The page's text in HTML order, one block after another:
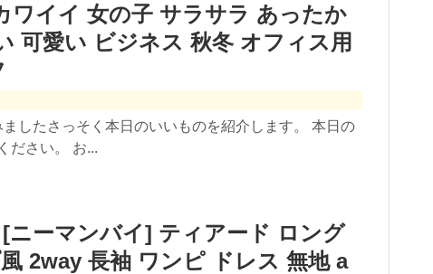
ワイイ 女の子 サラサラ あったか
可愛い ビジネス 秋冬 オフィス用
したさっそく本日のいいものを紹介します。 本日の
ださい。 お...
ニーマンバイ] ティアード ロング
2way 長袖 ワンピ ドレス 無地 a